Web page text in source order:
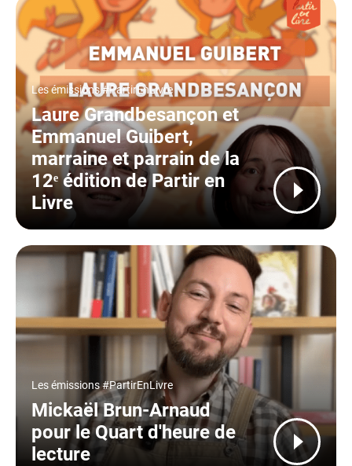
Type
Les émissions #PartirEnLivre
Laure Grandbesançon et
Emmanuel Guibert,
marraine et parrain de la
12ᵉ édition de Partir en
Livre
Type
Les émissions #PartirEnLivre
Mickaël Brun-Arnaud
pour le Quart d'heure de
lecture